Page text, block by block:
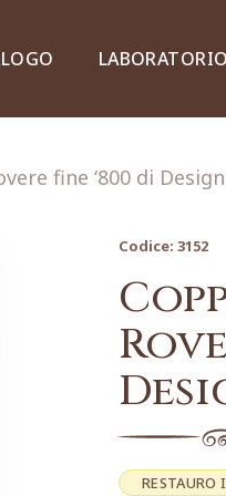
piattaie e vetrine
e lampadari
e stampe
LABORATORIO
fine ‘800 di
Codice: 3152
RESTAURO